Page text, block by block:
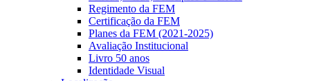
Regimento da FEM
Certificação da FEM
Planes da FEM (2021-2025)
Avaliação Institucional
Livro 50 anos
Identidade Visual